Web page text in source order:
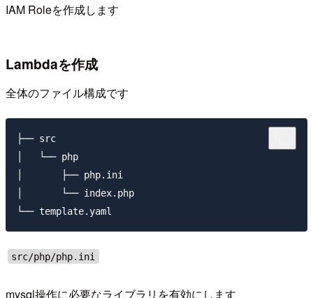
IAM Roleを作成します
Lambdaを作成
全体のファイル構成です
├── src
│   └── php
│       ├── php.ini
│       └── index.php
src/php/php.ini
mysql操作に必要なライブラリを有効にします